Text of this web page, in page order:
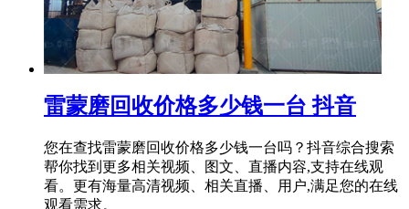
雷蒙磨回收价格多少钱一台 抖音
您在查找雷蒙磨回收价格多少钱一台吗？抖音综合搜索
帮你找到更多相关视频、图文、直播内容,支持在线观
看。更有海量高清视频、相关直播、用户,满足您的在线
观看需求。